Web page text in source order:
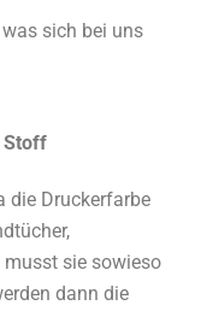
sich bei uns
Stoff
die Druckerfarbe
musst sie sowieso
dann die